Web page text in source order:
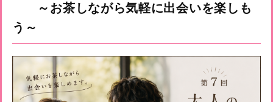
～お茶しながら気軽に出会いを楽しも
う～